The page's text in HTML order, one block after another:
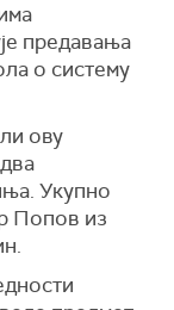
предавања
о систему
ову
Укупно
Попов из